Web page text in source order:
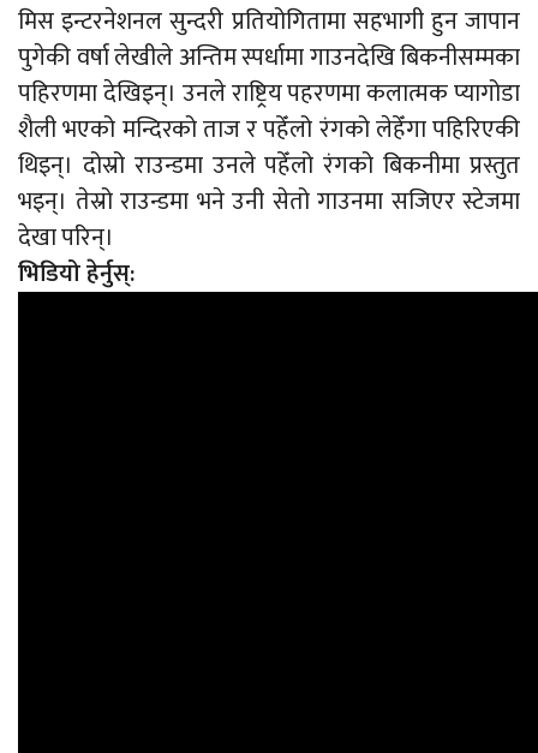
मिस इन्टरनेशनल सुन्दरी प्रतियोगितामा सहभागी हुन जापान
पुगेकी वर्षा लेखीले अन्तिम स्पर्धामा गाउनदेखि बिकनीसम्मका
पहिरणमा देखिइन्। उनले राष्ट्रिय पहरणमा कलात्मक प्यागोडा
शैली भएको मन्दिरको ताज र पहेँलो रंगको लेहेँगा पहिरिएकी
थिइन्। दोस्रो राउन्डमा उनले पहेँलो रंगको बिकनीमा प्रस्तुत
भइन्। तेस्रो राउन्डमा भने उनी सेतो गाउनमा सजिएर स्टेजमा
देखा परिन्।
भिडियो हेर्नुस्: